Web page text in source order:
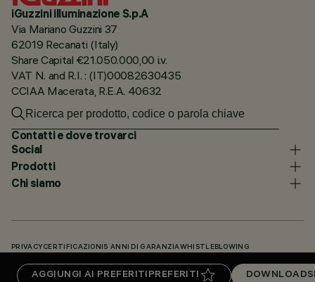
AGGIUNGI AI PREFERITI PREFERITI DOWNLOADS
iGuzzini illuminazione S.p.A
Via Mariano Guzzini 37
62019 Recanati (Italy)
Share Capital €21.050.000,00 i.v.
VAT N. and R.I. : (IT)00082630435
CCIAA Macerata, R.E.A. 40632
Contatti e dove trovarci
Social
Prodotti
Chi siamo
PRIVACY CERTIFICAZIONI 5 ANNI DI GARANZIAWHISTLEBLOWING
KNOWLEDGE BASE (LOGIN NECESSARIO)DOWNLOADS